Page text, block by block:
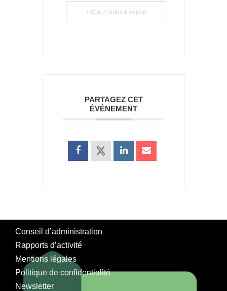
+ iCal / Outlook export
PARTAGEZ CET
ÉVÉNEMENT
Conseil d’administration
Rapports d’activité
Mentions légales
Politique de confidentialité
Newsletter